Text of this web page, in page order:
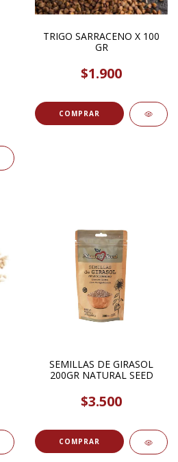
TRIGO SARRACENO X 100
GR
$1.900
COMPRAR
SEMILLAS DE GIRASOL
200GR NATURAL SEED
$3.500